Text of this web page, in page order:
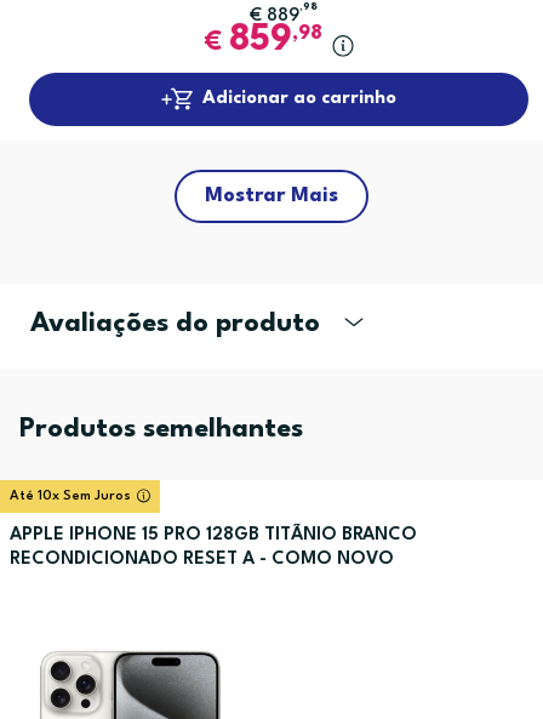
€ 889 ,98
€ 859,98
Adicionar ao carrinho
Mostrar Mais
Avaliações do produto
Produtos semelhantes
Até 10x Sem Juros
APPLE IPHONE 15 PRO 128GB TITÃNIO BRANCO
RECONDICIONADO RESET A - COMO NOVO